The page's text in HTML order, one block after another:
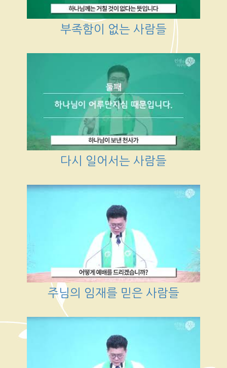
부족함이 없는 사람들
다시 일어서는 사람들
주님의 임재를 믿은 사람들